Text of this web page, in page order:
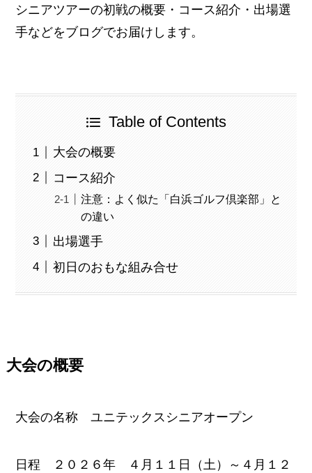
シニアツアーの初戦の概要・コース紹介・出場選
手などをブログでお届けします。
Table of Contents
大会の概要
コース紹介
注意：よく似た「白浜ゴルフ倶楽部」と
の違い
出場選手
初日のおもな組み合せ
大会の概要
大会の名称 ユニテックスシニアオープン
日程 ２０２６年 ４月１１日（土）～４月１２